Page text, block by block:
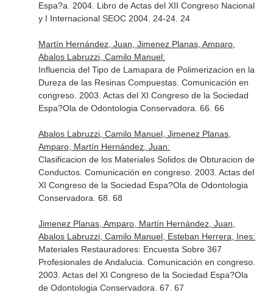
Espa?a. 2004. Libro de Actas del XII Congreso Nacional
y I Internacional SEOC 2004. 24-24. 24
Martín Hernández, Juan, Jimenez Planas, Amparo,
Abalos Labruzzi, Camilo Manuel:
Influencia del Tipo de Lamapara de Polimerizacion en la
Dureza de las Resinas Compuestas. Comunicación en
congreso. 2003. Actas del XI Congreso de la Sociedad
Espa?Ola de Odontologia Conservadora. 66. 66
Abalos Labruzzi, Camilo Manuel, Jimenez Planas,
Amparo, Martín Hernández, Juan:
Clasificacion de los Materiales Solidos de Obturacion de
Conductos. Comunicación en congreso. 2003. Actas del
XI Congreso de la Sociedad Espa?Ola de Odontologia
Conservadora. 68. 68
Jimenez Planas, Amparo, Martín Hernández, Juan,
Abalos Labruzzi, Camilo Manuel, Esteban Herrera, Ines:
Materiales Restauradores: Encuesta Sobre 367
Profesionales de Andalucia. Comunicación en congreso.
2003. Actas del XI Congreso de la Sociedad Espa?Ola
de Odontologia Conservadora. 67. 67